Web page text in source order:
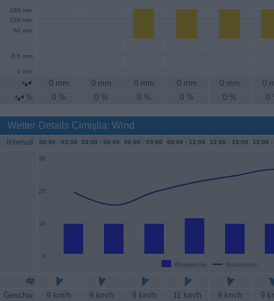
60 min
120 min
180 min
0.5 mm
1 mm
0 mm 0 mm 0 mm 0 mm 0 mm
0
%
0 % 0 % 0 % 0 % 0 % 0
Wetter-Details Cimişlia: Wind
Interval 00:00 - 03:00 03:00 - 06:00 06:00 - 09:00 09:00 - 12:00 12:00 - 15:00 15:00 -
Windgeschw. Spitzenböen
0
10
20
30
Geschw. 9 km/h 9 km/h 9 km/h 11 km/h 9 km/h
9